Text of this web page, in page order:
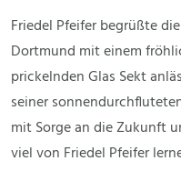
Friedel Pfeifer begrüßte
Dortmund mit einem
prickelnden Glas Sekt
seiner
mit Sorge an die Zukunft
viel von Friedel Pfeifer